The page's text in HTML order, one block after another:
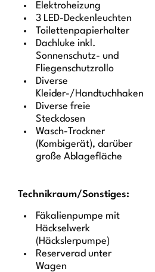
Elektroheizung
3 LED-Deckenleuchten
Toilettenpapierhalter
Dachluke inkl.
Sonnenschutz- und
Fliegenschutzrollo
Diverse
Kleider-/Handtuchhaken
Diverse freie
Steckdosen
Wasch-Trockner
(Kombigerät), darüber
große Ablagefläche
Technikraum/Sonstiges:
Fäkalienpumpe mit
Häckselwerk
(Häckslerpumpe)
Reserverad unter
Wagen